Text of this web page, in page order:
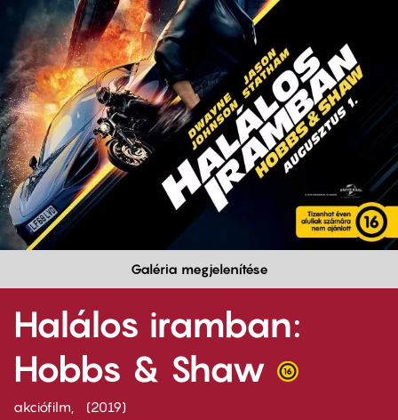
Galéria megjelenítése
Halálos iramban:
Hobbs & Shaw
akciófilm
2019